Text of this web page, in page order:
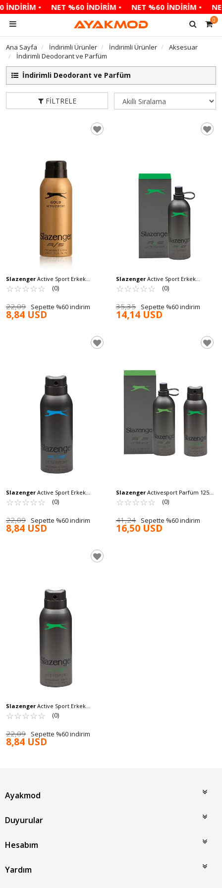
İNDİRİM • NET %60 İNDİRİM • NET %60 İNDİRİM •
0
Ana Sayfa İndirimli Ürünler İndirimli Ürünler
Aksesuar
İndirimli Deodorant ve Parfüm
İndirimli Deodorant ve Parfüm
FILTRELE
Slazenger Active Sport Erkek
Deodorant Gold 150 ML
☆☆☆☆☆
★★★★★ (0)
22,09 Sepette %60 indirim
8,84 USD
Slazenger Active Sport Erkek
Parfüm Yeşil 125 ML
☆☆☆☆☆
★★★★★ (0)
35,35 Sepette %60 indirim
14,14 USD
Slazenger Active Sport Erkek
Deodorant Mavi 150 ML
☆☆☆☆☆
★★★★★ (0)
22,09 Sepette %60 indirim
8,84 USD
Slazenger Activesport Parfüm 125
Ml ve Deodorant 150 Ml Set Yeşil
☆☆☆☆☆
★★★★★ (0)
41,24 Sepette %60 indirim
16,50 USD
Slazenger Active Sport Erkek
Deodorant Yeşil 150 ML
☆☆☆☆☆
★★★★★ (0)
22,09 Sepette %60 indirim
8,84 USD
Ayakmod
Duyurular
Hesabım
Yardım